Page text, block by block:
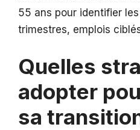
55 ans pour identifier
trimestres, emplois
Quelles
adopter
sa